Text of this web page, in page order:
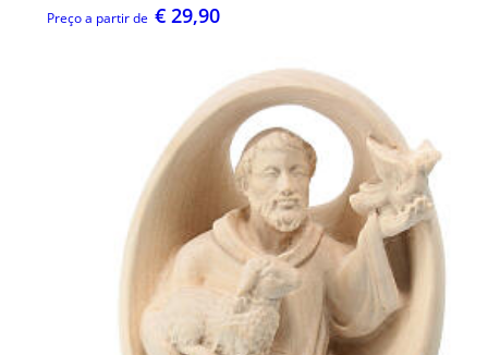
Preço a partir de € 29,90